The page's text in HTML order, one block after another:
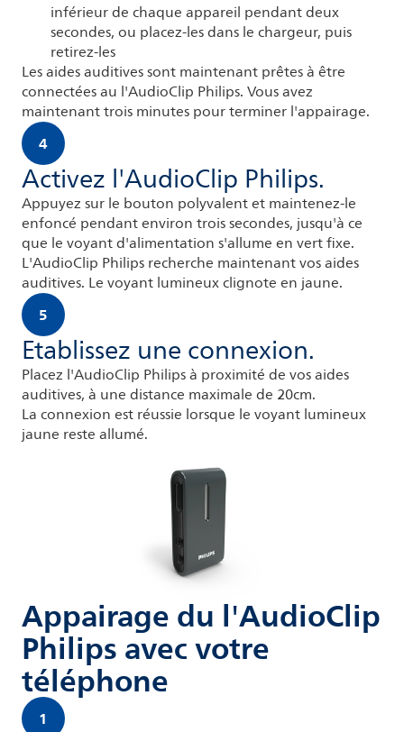
inférieur de chaque appareil pendant deux
secondes, ou placez-les dans le chargeur, puis
retirez-les
Les aides auditives sont maintenant prêtes à être
connectées au l'AudioClip Philips. Vous avez
maintenant trois minutes pour terminer l'appairage.
4
Activez l'AudioClip Philips.
Appuyez sur le bouton polyvalent et maintenez-le
enfoncé pendant environ trois secondes, jusqu'à ce
que le voyant d'alimentation s'allume en vert fixe.
L'AudioClip Philips recherche maintenant vos aides
auditives. Le voyant lumineux clignote en jaune.
5
Etablissez une connexion.
Placez l'AudioClip Philips à proximité de vos aides
auditives, à une distance maximale de 20cm.
La connexion est réussie lorsque le voyant lumineux
jaune reste allumé.
Appairage du l'AudioClip
Philips avec votre
téléphone
1